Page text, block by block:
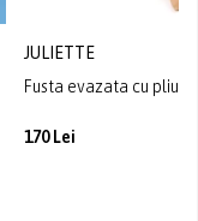
JULIETTE
Fusta evazata cu pliuri
170 Lei